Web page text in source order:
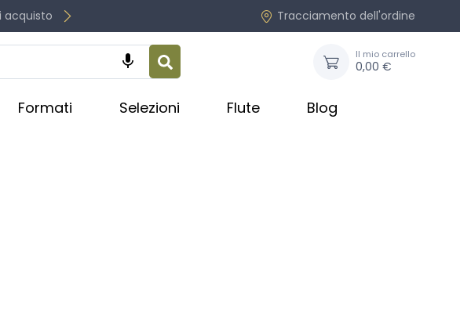
acquisto Tracciamento dell'ordine
 Il mio carrello
0,00 €
Formati Selezioni Flute Blog